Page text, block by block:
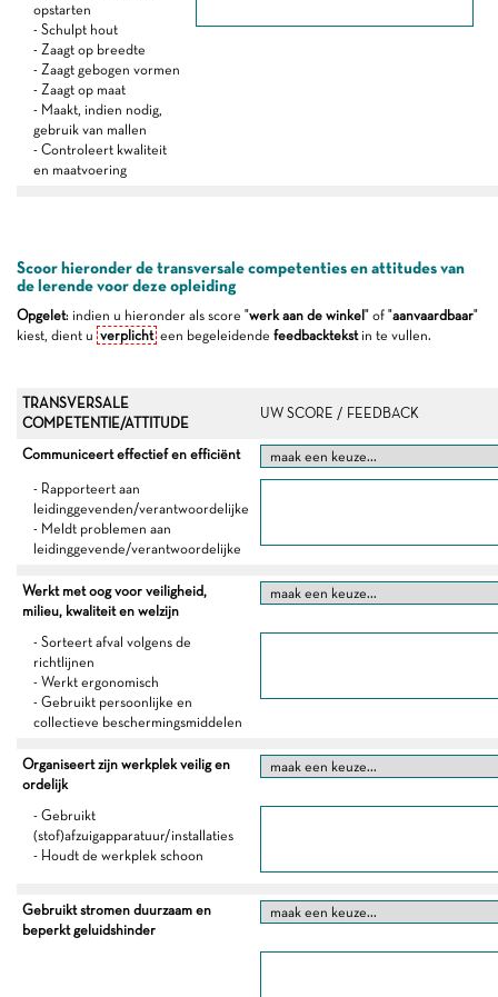
opstarten
- Schulpt hout
- Zaagt op breedte
- Zaagt gebogen vormen
- Zaagt op maat
- Maakt, indien nodig,
gebruik van mallen
- Controleert kwaliteit
en maatvoering
Scoor hieronder de transversale competenties en attitudes van
de lerende voor deze opleiding
Opgelet: indien u hieronder als score "werk aan de winkel " of "aanvaardbaar"
kiest, dient u verplicht een begeleidende feedbacktekstin te vullen.
TRANSVERSALE
COMPETENTIE/ATTITUDE
UW SCORE / FEEDBACK
Communiceert effectief en efficiënt
- Rapporteert aan
leidinggevenden/verantwoordelijke
- Meldt problemen aan
leidinggevende/verantwoordelijke
Werkt met oog voor veiligheid,
milieu, kwaliteit en welzijn
- Sorteert afval volgens de
richtlijnen
- Werkt ergonomisch
- Gebruikt persoonlijke en
collectieve beschermingsmiddelen
Organiseert zijn werkplek veilig en
ordelijk
- Gebruikt
(stof)afzuigapparatuur/installaties
- Houdt de werkplek schoon
Gebruikt stromen duurzaam en
beperkt geluidshinder